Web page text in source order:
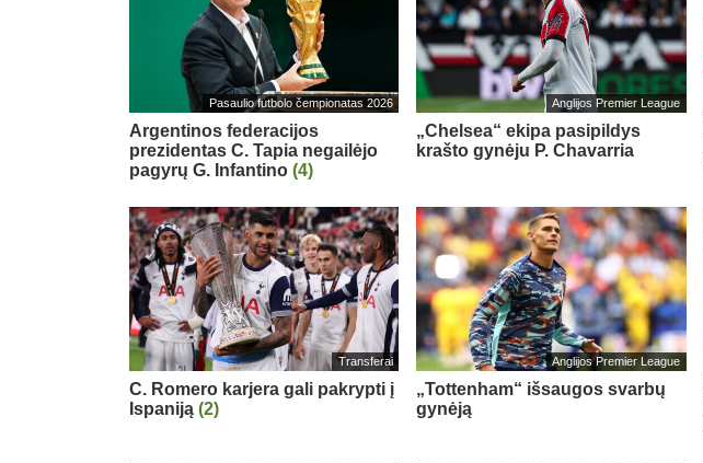
Pasaulio futbolo čempionatas 2026
Argentinos federacijos
prezidentas C. Tapia negailėjo
pagyrų G. Infantino (4)
Anglijos Premier League
„Chelsea“ ekipa pasipildys
krašto gynėju P. Chavarria
Transferai
C. Romero karjera gali pakrypti į
Ispaniją (2)
Anglijos Premier League
„Tottenham“ išsaugos svarbų
gynėją